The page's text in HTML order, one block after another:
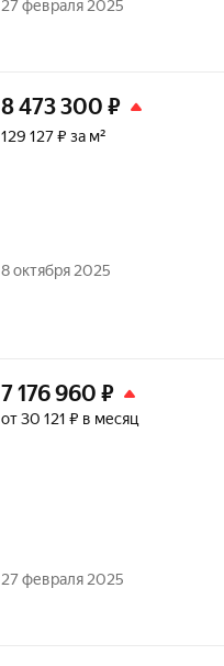
27 февраля 2025
8 473 300 ₽
129 127 ₽ за м²
8 октября 2025
7 176 960 ₽
от 30 121 ₽ в месяц
27 февраля 2025